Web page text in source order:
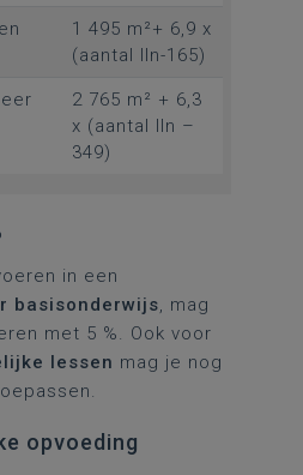
1 495 m²+ 6,9 x
(aantal lln-165)
2 765 m² + 6,3
x (aantal lln –
349)
in een
basisonderwijs, mag
met 5 %. Ook voor
lessen mag je nog
opvoeding